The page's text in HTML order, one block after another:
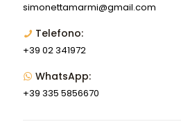
simonettamarmi@gmail.com
Telefono:
+39 02 341972
WhatsApp:
+39 335 5856670